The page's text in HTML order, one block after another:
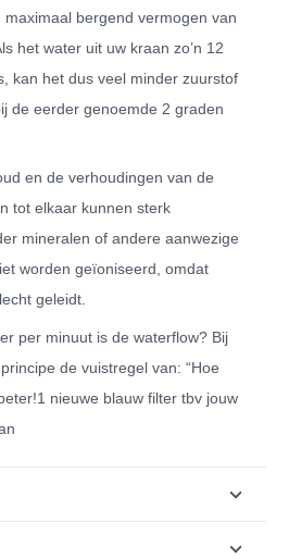
bergend vermogen van
het water uit uw kraan zo’n 12
kan het dus veel minder zuurstof
de eerder genoemde 2 graden
en de verhoudingen van de
tot elkaar kunnen sterk
mineralen of andere aanwezige
worden geïoniseerd, omdat
geleidt.
per minuut is de waterflow? Bij
de vuistregel van: “Hoe
nieuwe blauw filter tbv jouw